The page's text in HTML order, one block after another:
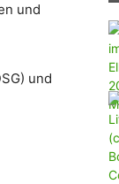
und
und